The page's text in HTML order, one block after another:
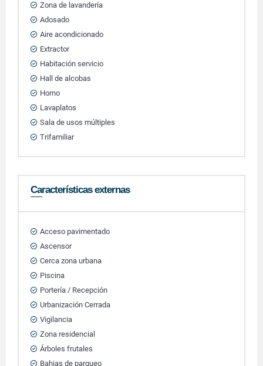
Zona de lavandería
Adosado
Aire acondicionado
Extractor
Habitación servicio
Hall de alcobas
Horno
Lavaplatos
Sala de usos múltiples
Trifamiliar
Características externas
Acceso pavimentado
Ascensor
Cerca zona urbana
Piscina
Portería / Recepción
Urbanización Cerrada
Vigilancia
Zona residencial
Árboles frutales
Bahias de parqueo